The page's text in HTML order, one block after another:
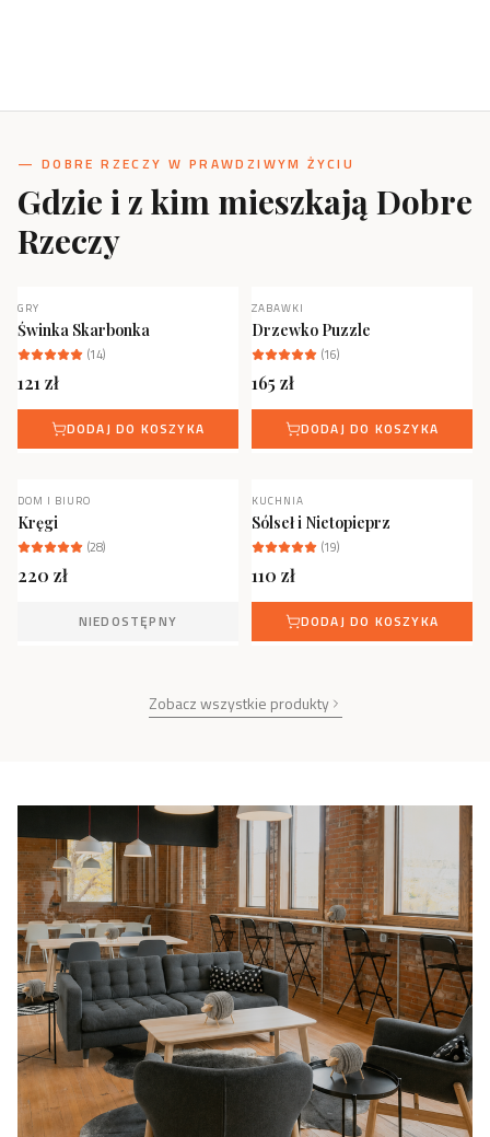
— DOBRE RZECZY W PRAWDZIWYM ŻYCIU
Gdzie i z kim mieszkają Dobre
Rzeczy
GRY
Świnka Skarbonka
(14)
121 zł
DODAJ DO KOSZYKA
ZABAWKI
Drzewko Puzzle
(16)
165 zł
DODAJ DO KOSZYKA
NIEDOSTĘPNY
DOM I BIURO
Kręgi
(28)
220 zł
NIEDOSTĘPNY
NOWOŚĆ
KUCHNIA
Sólseł i Nietopieprz
(19)
110 zł
DODAJ DO KOSZYKA
Zobacz wszystkie produkty